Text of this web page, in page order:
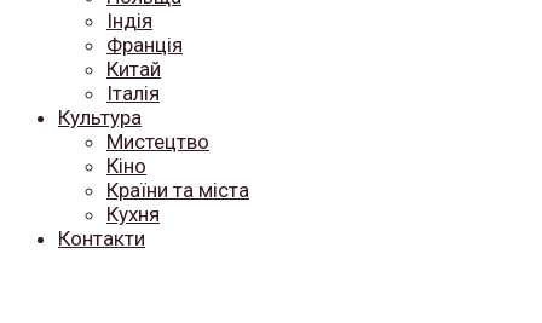
Індія
Франція
Китай
Італія
Культура
Мистецтво
Кіно
Країни та міста
Кухня
Контакти